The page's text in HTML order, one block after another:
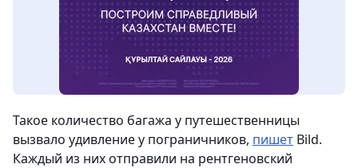
Такое количество багажа у путешественницы
вызвало удивление у пограничников, пишет Bild.
Каждый из них отправили на рентгеновский